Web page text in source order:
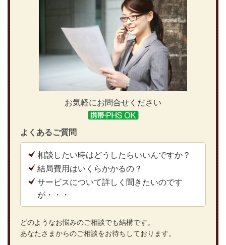
お気軽にお問合せください
よくあるご質問
相談したい時はどうしたらいいんですか？
結局費用はいくらかかるの？
サービスについて詳しく聞きたいのです
が・・・
どのようなお悩みのご相談でも結構です。
あなたさまからのご相談をお待ちしております。